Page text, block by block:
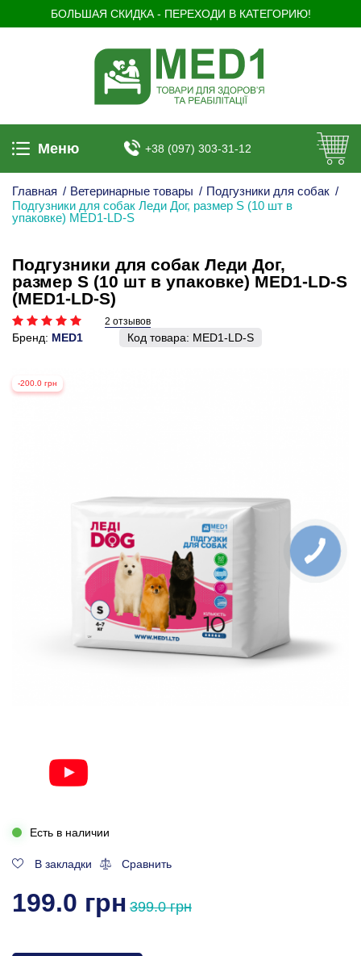
БОЛЬШАЯ СКИДКА - ПЕРЕХОДИ В КАТЕГОРИЮ!
Меню +38 (097) 303-31-12
Главная / Ветеринарные товары / Подгузники для собак /
Подгузники для собак Леди Дог, размер S (10 шт в
упаковке) MED1-LD-S
Подгузники для собак Леди Дог,
размер S (10 шт в упаковке) MED1-LD-S
(MED1-LD-S)
2 отзывов
Бренд: MED1 Код товара: MED1-LD-S
-200.0 грн
Есть в наличии
В закладки Сравнить
199.0 грн 399.0 грн